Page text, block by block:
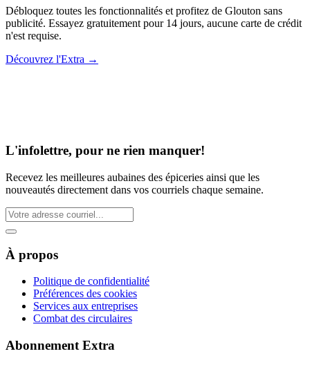
Débloquez toutes les fonctionnalités et profitez de Glouton sans
publicité. Essayez gratuitement pour 14 jours, aucune carte de crédit
n'est requise.
Découvrez l'Extra →
L'infolettre, pour ne rien manquer!
Recevez les meilleures aubaines des épiceries ainsi que les
nouveautés directement dans vos courriels chaque semaine.
À propos
Politique de confidentialité
Préférences des cookies
Services aux entreprises
Combat des circulaires
Abonnement Extra